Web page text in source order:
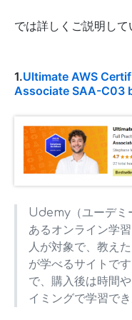
では詳しくご説明して
1.Ultimate AWS
Associate SAA-C03
Udemy（ユーデミ
あるオンライン学
人が対象で、教え
が学べるサイトで
で、購入後は時間
イミングで学習でき